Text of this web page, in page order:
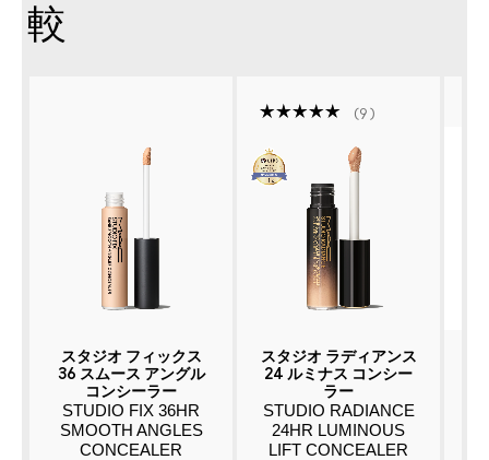
較
スタジオ フィックス
36 スムース アングル
コンシーラー
STUDIO FIX 36HR
SMOOTH ANGLES
CONCEALER
9
スタジオ ラディアンス
24 ルミナス コンシー
ラー
STUDIO RADIANCE
24HR LUMINOUS
LIFT CONCEALER